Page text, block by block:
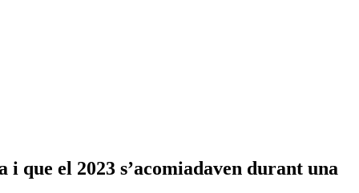
que el 2023 s’acomiadaven durant una